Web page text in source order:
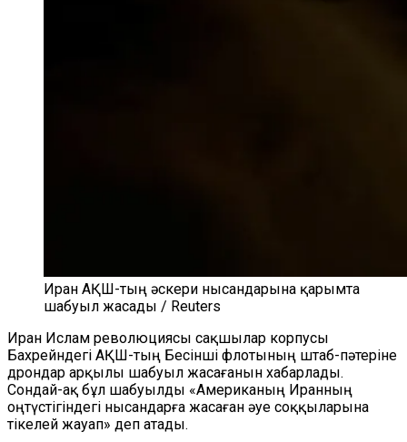
Иран АҚШ-тың әскери нысандарына қарымта
шабуыл жасады / Reuters
Иран Ислам революциясы сақшылар корпусы
Бахрейндегі АҚШ-тың Бесінші флотының штаб-пәтеріне
дрондар арқылы шабуыл жасағанын хабарлады.
Сондай-ақ бұл шабуылды «Американың Иранның
оңтүстігіндегі нысандарға жасаған әуе соққыларына
тікелей жауап» деп атады.